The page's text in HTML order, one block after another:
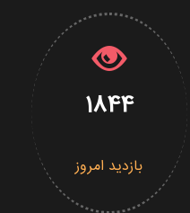
1844
بازدید امروز